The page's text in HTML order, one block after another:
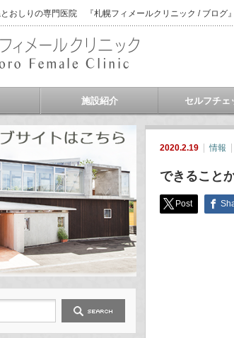
おしりの専門医院 『札幌フィメールクリニック / ブログ』
施設紹介 セルフチェ
2020.2.19 情報
できること
Post